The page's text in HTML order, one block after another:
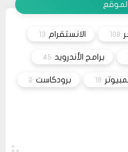
لشراء القالب مثل خمسات أو
ليس هناك مكان للتواصل عبر الفيسبوك
108 الانستقرام 13
برامج الأندرويد 45
18 برودكاست 2